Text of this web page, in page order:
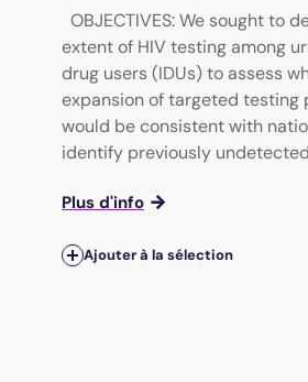
OBJECTIVES: We sought to
extent of HIV testing among
drug users (IDUs) to assess
expansion of targeted testing
would be consistent with
identify previously
Plus d'info
Ajouter à la sélection